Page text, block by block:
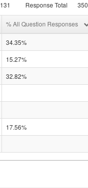
131 Response Total 350
% All Question Responses
34.35%
15.27%
32.82%
17.56%